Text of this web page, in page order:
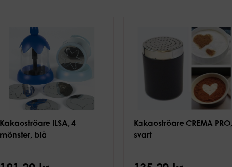
Kakaoströare ILSA, 4
mönster, blå
Kakaoströare CREMA PRO,
svart